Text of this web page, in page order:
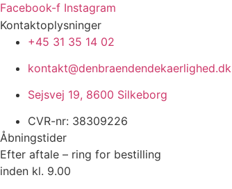
Facebook-f Instagram
Kontaktoplysninger
+45 31 35 14 02
kontakt@denbraendendekaerlighed.dk
Sejsvej 19, 8600 Silkeborg
CVR-nr: 38309226
Åbningstider
Efter aftale – ring for bestilling
inden kl. 9.00